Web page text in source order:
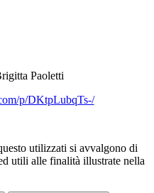
Paoletti
p/DKtpLubqTs-/
utilizzati si avvalgono di
utili alle finalità illustrate nella